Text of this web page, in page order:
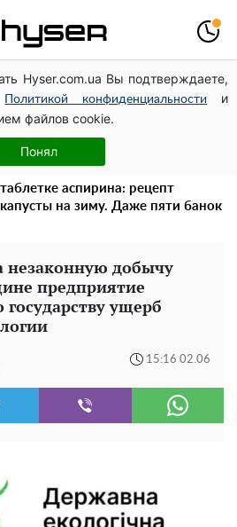
Hyser.com.ua Вы подтверждаете,
Политикой конфиденциальности
и
файлов cookie.
Понял
стать главной точкой
Киев
удивительная карьера от
театре до номинанта в
профсоюзов
аспирина: рецепт
на зиму. Даже пяти банок
незаконную добычу
предприятие
ущерб
15:16 02.06